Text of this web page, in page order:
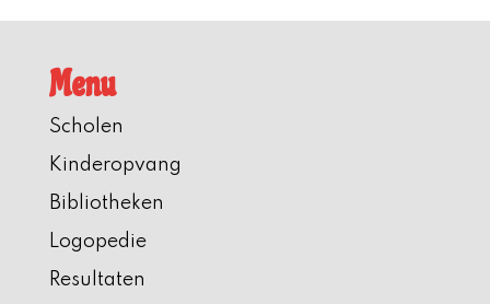
Menu
Scholen
Kinderopvang
Bibliotheken
Logopedie
Resultaten